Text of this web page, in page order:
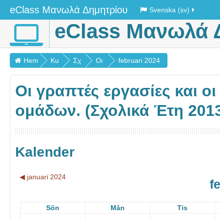
eClass Μανωλά Δημητρίου Svenska (sv)
eClass Μανωλά
Hem
Ku
rse
r
Σχ
ολι
κά
20
13
Οι
γρ
απ
τές
ερ
γα
ρο
februari 2024
Οι γραπτές εργασίες και
ομάδων. (Σχολικά Έτη
Kalender
◀︎ januari 2024
Sön Mån Tis